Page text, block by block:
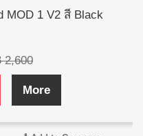
MOD 1 V2 สี Black
2,600
More